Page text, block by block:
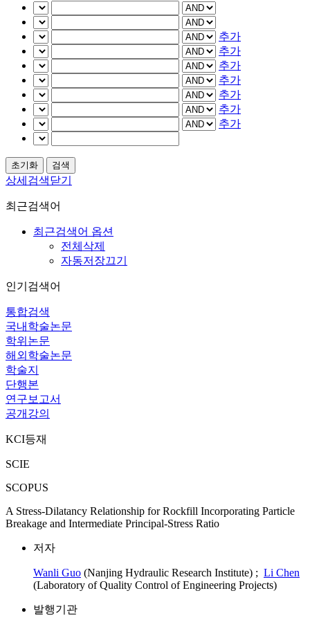
추가
추가
추가
추가
추가
추가
추가
상세검색닫기
최근검색어
최근검색어 옵션
전체삭제
자동저장끄기
인기검색어
통합검색
국내학술논문
학위논문
해외학술논문
학술지
단행본
연구보고서
공개강의
KCI등재
SCIE
SCOPUS
A Stress-Dilatancy Relationship for Rockfill Incorporating Particle
Breakage and Intermediate Principal-Stress Ratio
저자
Wanli Guo (Nanjing Hydraulic Research Institute) ; Li Chen
(Laboratory of Quality Control of Engineering Projects)
발행기관